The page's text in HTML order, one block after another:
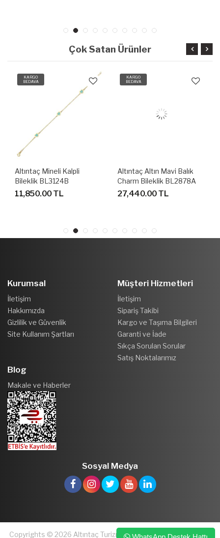
Çok Satan Ürünler
KARGO
BEDAVA
Altıntaç Mineli Kalpli
Bileklik BL3124B
11,850.00 TL
KARGO
BEDAVA
Altıntaç Altın Mavi Balık
Charm Bileklik BL2878A
27,440.00 TL
Kurumsal
İletişim
Hakkımızda
Gizlilik ve Güvenlik
Site Kullanım Şartları
Müşteri Hizmetleri
İletişim
Sipariş Takibi
Kargo ve Taşıma Bilgileri
Garanti ve İade
Sıkça Sorulan Sorular
Satış Noktalarımız
Blog
Makale ve Haberler
Sosyal Medya
Copyrights © 2026 Altıntaç Turizm ve Kuyumculuk San. ve Tic.